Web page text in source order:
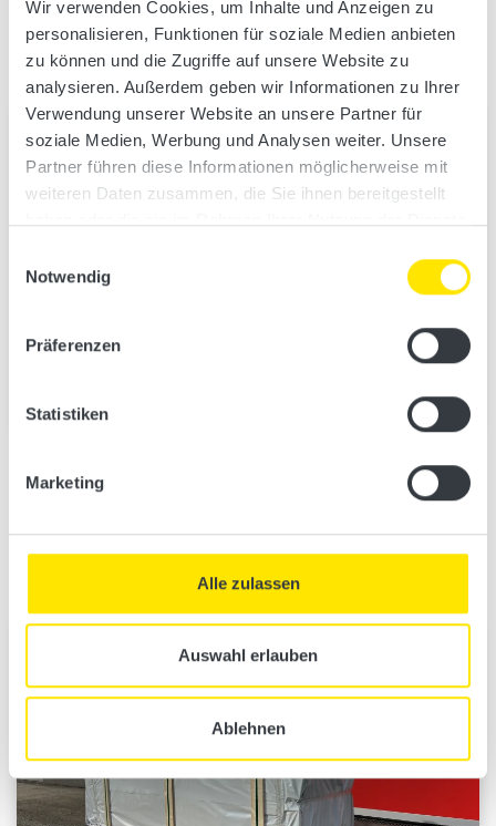
Wir verwenden Cookies, um Inhalte und Anzeigen zu
personalisieren, Funktionen für soziale Medien anbieten
zu können und die Zugriffe auf unsere Website zu
analysieren. Außerdem geben wir Informationen zu Ihrer
Verwendung unserer Website an unsere Partner für
soziale Medien, Werbung und Analysen weiter. Unsere
Partner führen diese Informationen möglicherweise mit
weiteren Daten zusammen, die Sie ihnen bereitgestellt
Notwendig
Präferenzen
Statistiken
Marketing
Alle zulassen
Auswahl erlauben
Ablehnen
interessieren.
Inneneinrichtungen für Ihre Gartensauna
Wählen Sie die passende Inneneinrichtung für die Gartensauna
Zu den Inneneinrichtungen